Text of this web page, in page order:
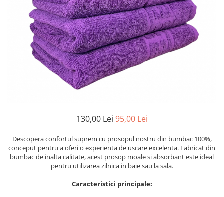
Cearceaf cu elastic
Cearceaf normal
Lenjerii De Pat Creponate
Lenjerii De Pat Bumbac Poplin 2
Persoane
Lenjerii De Pat Bumbac Poplin,
Matlasate, 2 Persoane
Lenjerii De Pat Volanase
Lenjerii De Pat, Finet Premium 3D,
2 Persoane
Lenjerii De Pat Jacquard
Lenjerii De Pat Catifea
130,00 Lei 95,00 Lei
Descopera confortul suprem cu prosopul nostru din bumbac 100%,
conceput pentru a oferi o experienta de uscare excelenta. Fabricat din
bumbac de inalta calitate, acest prosop moale si absorbant este ideal
pentru utilizarea zilnica in baie sau la sala.
Caracteristici principale: